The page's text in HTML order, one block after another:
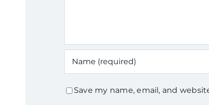
Save my name, email, and